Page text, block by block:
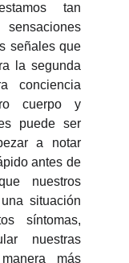
tan
señales que
la segunda
conciencia
cuerpo y
puede ser
a notar
antes de
nuestros
situación
síntomas,
nuestras
más